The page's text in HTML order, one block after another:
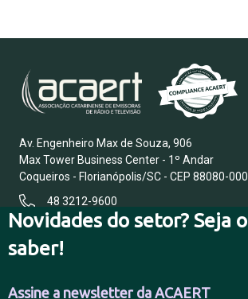
Novidades do setor? Seja
saber!
Assine a newsletter da ACAERT
Av. Engenheiro Max de Souza, 906
Max Tower Business Center - 1º Andar
Coqueiros - Florianópolis/SC - CEP 88080-000
48 3212-9600
FALE CONOSCO